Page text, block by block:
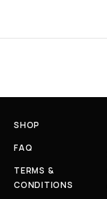
SHOP
FAQ
TERMS &
CONDITIONS